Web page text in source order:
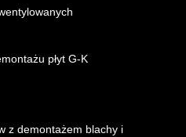
k
g
a
płyt G-K
z demontażem blachy i